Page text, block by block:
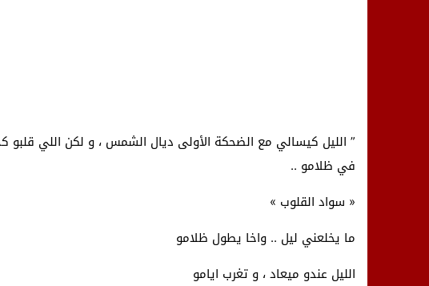
” الليل كيسالي مع الضحكة الأولى ديال الشمس ، و لكن اللي
في ظلامو ..
« سواد القلوب »
ما يخلعني ليل .. واخا يطول ظلامو
الليل عندو ميعاد ، و تغرب ايامو